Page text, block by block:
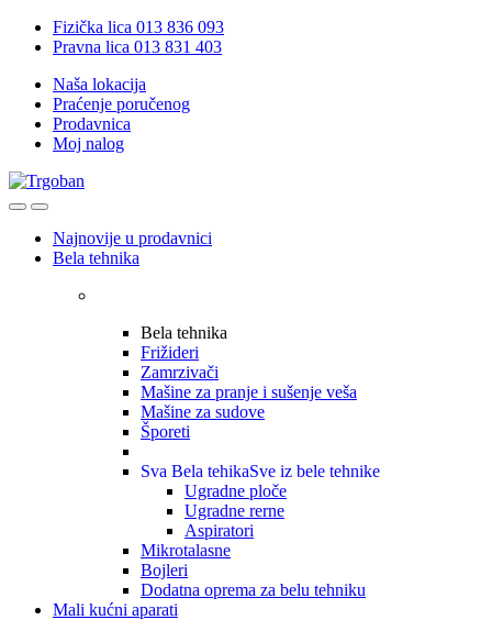
Skip
Skip
Fizička lica 013 836 093
Pravna lica 013 831 403
Naša lokacija
Praćenje poručenog
Prodavnica
Moj nalog
OpenClose
Najnovije u prodavnici
Bela tehnika
Bela tehnika
Frižideri
Zamrzivači
Mašine za pranje i sušenje veša
Mašine za sudove
Šporeti
Sva Bela tehikaSve iz bele tehnike
Ugradne ploče
Ugradne rerne
Aspiratori
Mikrotalasne
Bojleri
Dodatna oprema za belu tehniku
Mali kućni aparati